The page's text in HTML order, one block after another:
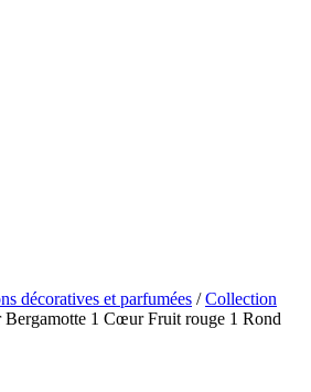
décoratives et parfumées /Collection
Bergamotte 1 Cœur Fruit rouge 1 Rond